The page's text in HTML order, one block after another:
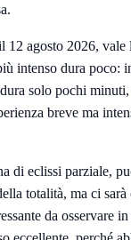
12 agosto 2026, vale
intenso dura poco:
solo pochi minuti,
breve ma
di eclissi parziale,
totalità, ma ci sarà
da osservare